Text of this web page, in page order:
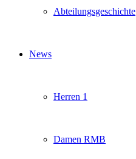
Abteilungsgeschichte
News
Herren 1
Damen RMB